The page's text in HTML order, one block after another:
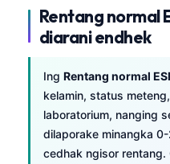
Rentang normal
diarani endhek
Ing Rentang normal
kelamin, status
laboratorium, nanging
dilaporake minangka
cedhak ngisor rentang.